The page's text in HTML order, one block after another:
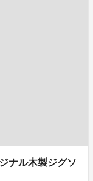
ナル木製ジグソ